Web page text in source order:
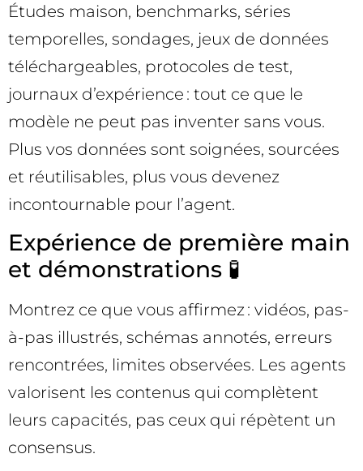
Études maison, benchmarks, séries
temporelles, sondages, jeux de données
téléchargeables, protocoles de test,
journaux d’expérience : tout ce que le
modèle ne peut pas inventer sans vous.
Plus vos données sont soignées, sourcées
et réutilisables, plus vous devenez
incontournable pour l’agent.
Expérience de première main
et démonstrations 🧪
Montrez ce que vous affirmez : vidéos, pas-
à-pas illustrés, schémas annotés, erreurs
rencontrées, limites observées. Les agents
valorisent les contenus qui complètent
leurs capacités, pas ceux qui répètent un
consensus.